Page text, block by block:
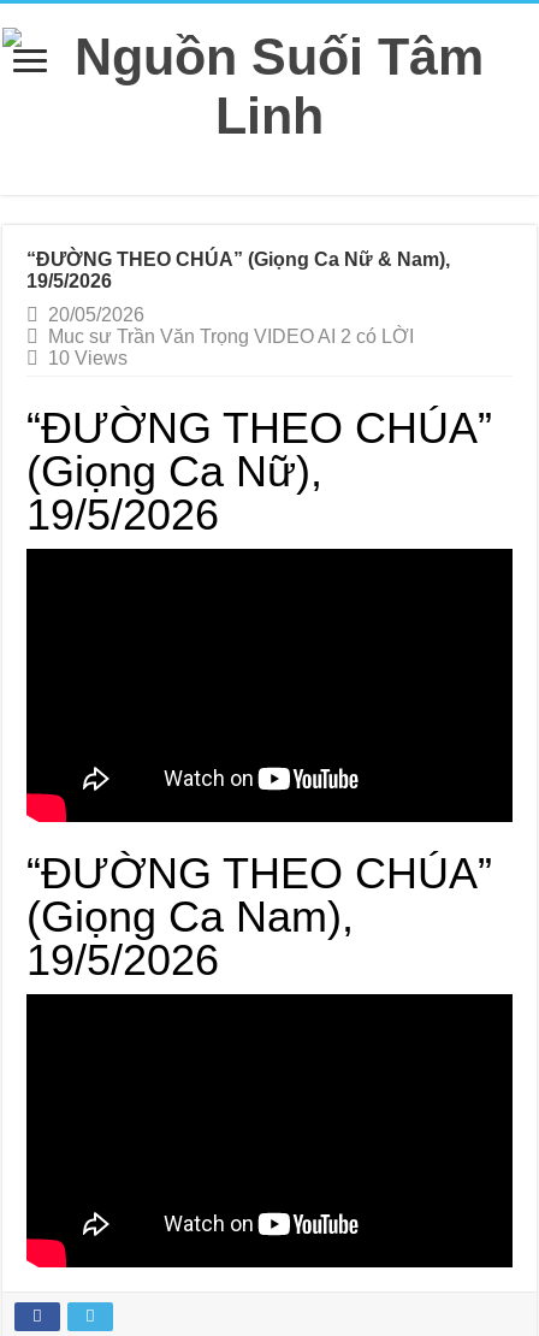
“ĐƯỜNG THEO CHÚA” (Giọng Ca Nữ & Nam),
19/5/2026
20/05/2026
Muc sư Trần Văn Trọng VIDEO AI 2 có LỜI
10 Views
“ĐƯỜNG THEO CHÚA”
(Giọng Ca Nữ),
19/5/2026
“ĐƯỜNG THEO CHÚA”
(Giọng Ca Nam),
19/5/2026